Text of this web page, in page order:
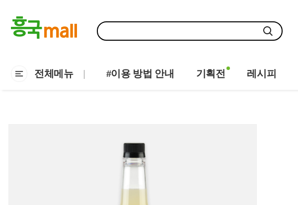
전체메뉴 #이용 방법 안내 기획전 레시피